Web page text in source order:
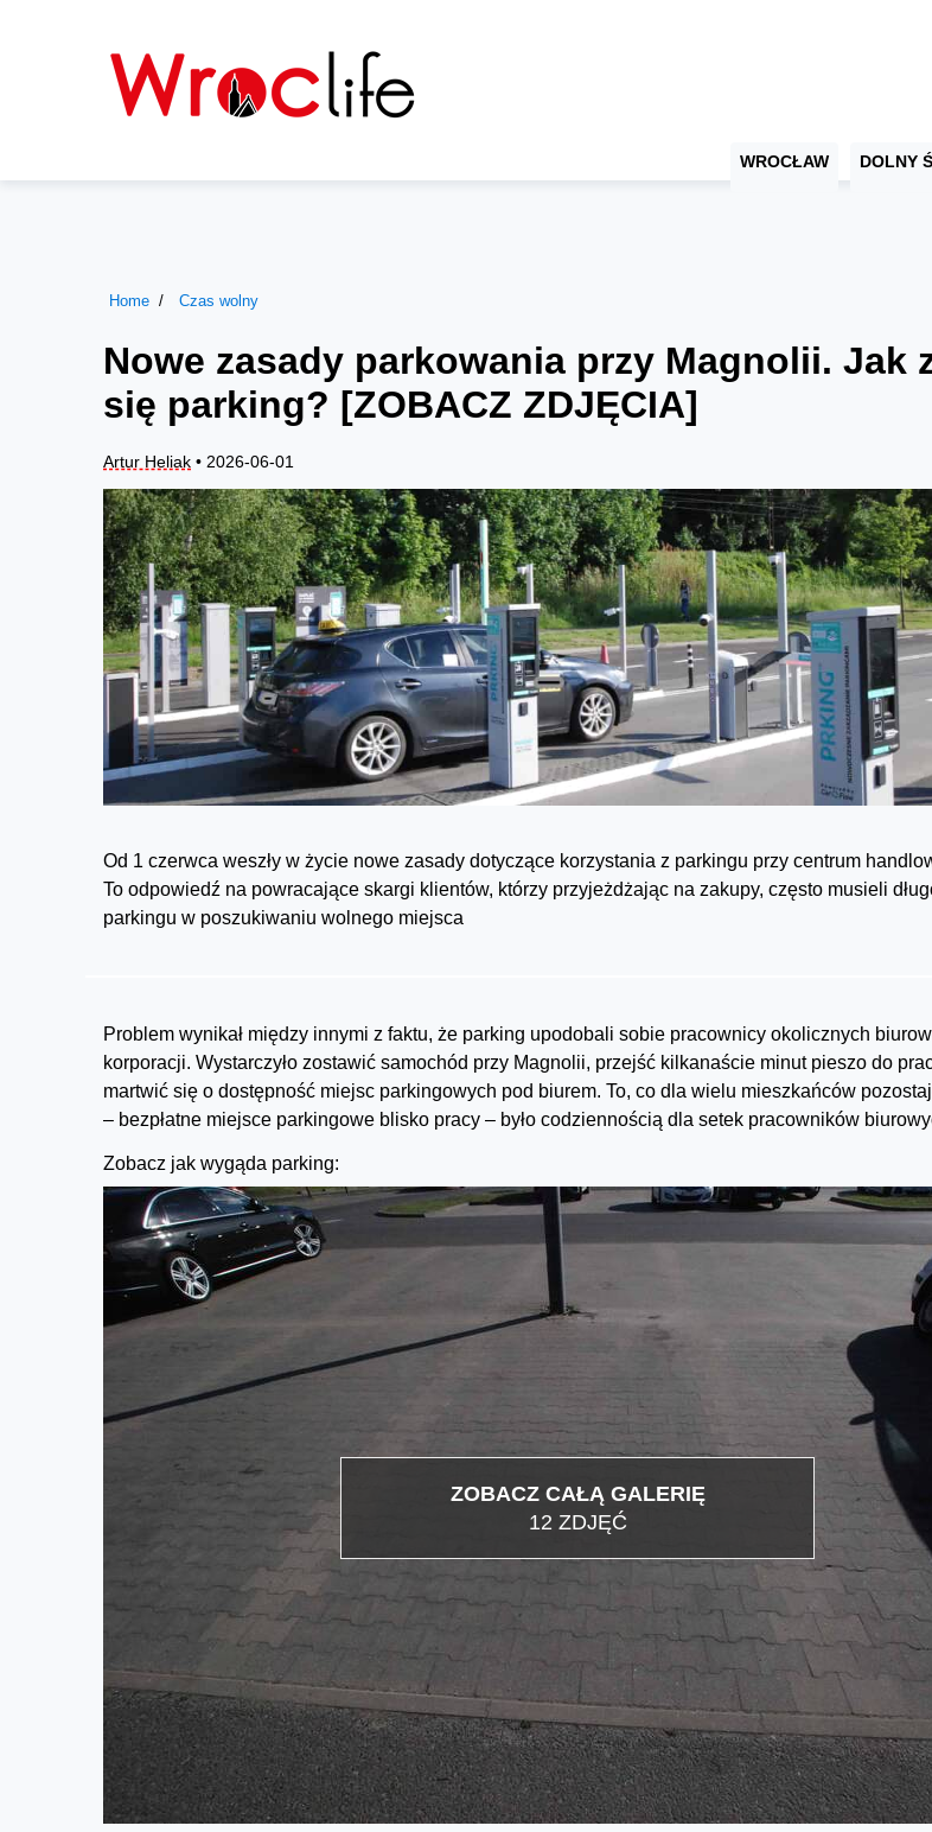
WROCŁAW DOLNY
Home Czas wolny
Nowe zasady parkowania przy Magnolii. Jak
się parking? [ZOBACZ ZDJĘCIA]
Artur Heliak • 2026-06-01
Od 1 czerwca weszły w życie nowe zasady dotyczące korzystania z parkingu przy centrum
To odpowiedź na powracające skargi klientów, którzy przyjeżdżając na zakupy, często musieli
parkingu w poszukiwaniu wolnego miejsca
Problem wynikał między innymi z faktu, że parking upodobali sobie pracownicy okolicznych
korporacji. Wystarczyło zostawić samochód przy Magnolii, przejść kilkanaście minut pieszo do
martwić się o dostępność miejsc parkingowych pod biurem. To, co dla wielu mieszkańców
– bezpłatne miejsce parkingowe blisko pracy – było codziennością dla setek pracowników
Zobacz jak wygąda parking:
ZOBACZ CAŁĄ GALERIĘ
12 ZDJĘĆ